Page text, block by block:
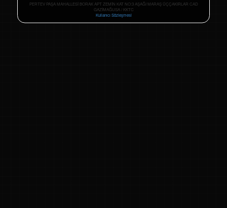
PERTEV PAŞA MAHALLESİ BORAK APT ZEMİN KAT NO:3 AŞAĞI MARAŞ ÜÇÇAKIRLAR CAD
GAZİMAĞUSA / KKTC
Kullanıcı Sözleşmesi